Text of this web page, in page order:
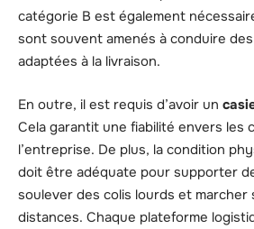
catégorie B est également
sont souvent amenés à conduire
adaptées à la livraison.
En outre, il est requis d’avoir un
Cela garantit une fiabilité envers les
l’entreprise. De plus, la condition
doit être adéquate pour supporter
soulever des colis lourds et marcher
distances. Chaque plateforme